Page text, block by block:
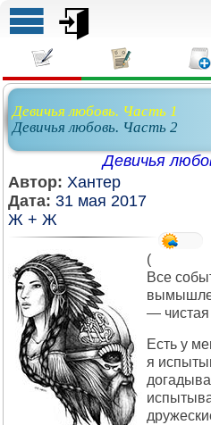
Девичья любовь. Часть 1
Девичья любовь. Часть 2
Девичья
Автор: Хантер
Дата: 31 мая 2017
Ж + Ж
(
Все
— чистая
Есть у
я